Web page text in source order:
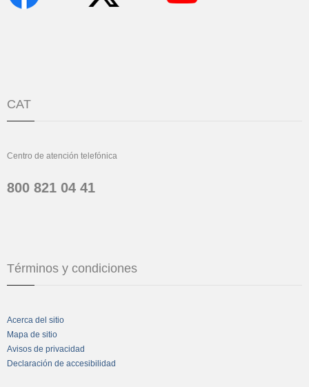
CAT
Centro de atención telefónica
800 821 04 41
Términos y condiciones
Acerca del sitio
Mapa de sitio
Avisos de privacidad
Declaración de accesibilidad